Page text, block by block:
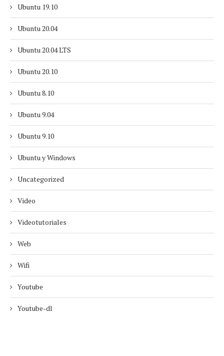
Ubuntu 19.10
Ubuntu 20.04
Ubuntu 20.04 LTS
Ubuntu 20.10
Ubuntu 8.10
Ubuntu 9.04
Ubuntu 9.10
Ubuntu y Windows
Uncategorized
Video
Videotutoriales
Web
Wifi
Youtube
Youtube-dl